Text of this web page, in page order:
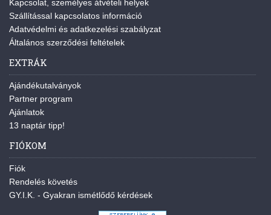
Kapcsolat, személyes átvételi helyek
Szállítással kapcsolatos információ
Adatvédelmi és adatkezelési szabályzat
Általános szerződési feltételek
EXTRÁK
Ajándékutalványok
Partner program
Ajánlatok
13 naptár tipp!
FIÓKOM
Fiók
Rendelés követés
GY.I.K. - Gyakran ismétlődő kérdések